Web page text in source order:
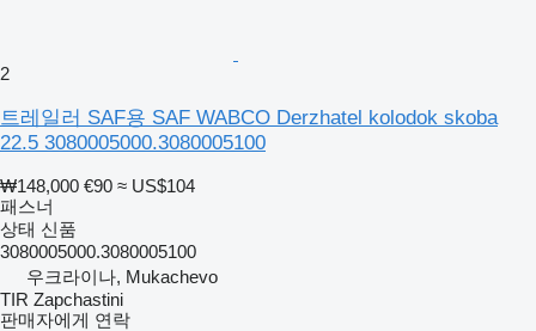
2
트레일러 SAF용 SAF WABCO Derzhatel kolodok skoba
22.5 3080005000.3080005100
₩148,000 €90 ≈ US$104
패스너
상태 신품
3080005000.3080005100
우크라이나, Mukachevo
TIR Zapchastini
판매자에게 연락